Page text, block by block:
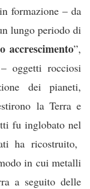
formazione – da
lungo periodo di
accrescimento”,
oggetti rocciosi
dei pianeti,
la Terra e
fu inglobato nel
ha ricostruito,
in cui metalli
a seguito delle